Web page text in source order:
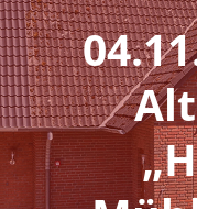
Termine
Vorstand
Aktiv werden